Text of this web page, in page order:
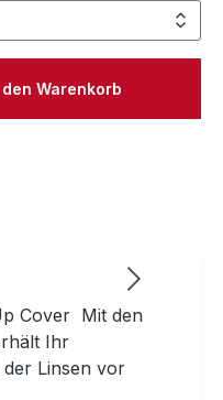
den Warenkorb
Cover Mit den
Ihr
Linsen vor